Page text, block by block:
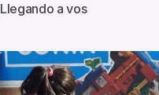
Llegando a vos